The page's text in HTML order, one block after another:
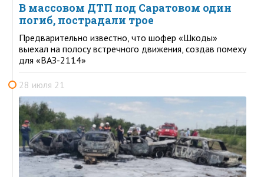
В массовом ДТП под Саратовом один
погиб, пострадали трое
Предварительно известно, что шофер «Шкоды»
выехал на полосу встречного движения, создав помеху
для «ВАЗ-2114»
28 июля 21